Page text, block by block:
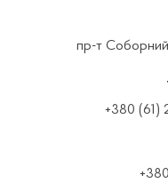
пр-т
+380 (61)